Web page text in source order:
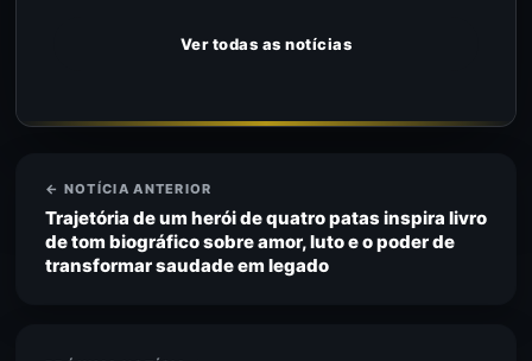
Ver todas as notícias
← NOTÍCIA ANTERIOR
Trajetória de um herói de quatro patas inspira livro
de tom biográfico sobre amor, luto e o poder de
transformar saudade em legado